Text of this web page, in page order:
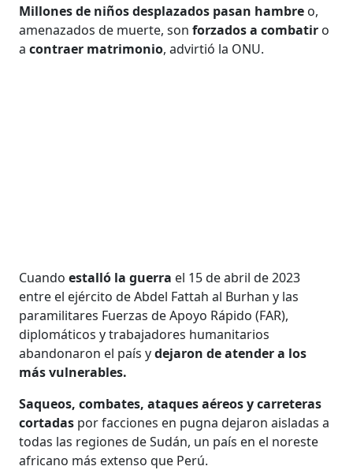
Millones de niños desplazados pasan hambre o,
amenazados de muerte, son forzados a combatir o
acontraer matrimonio, advirtió la ONU.
Cuando estalló la guerra el 15 de abril de 2023
entre el ejército de Abdel Fattah al Burhan y las
paramilitares Fuerzas de Apoyo Rápido (FAR),
diplomáticos y trabajadores humanitarios
abandonaron el país ydejaron de atender a los
más vulnerables.
Saqueos, combates, ataques aéreos y carreteras
cortadas por facciones en pugna dejaron aisladas a
todas las regiones de Sudán, un país en el noreste
africano más extenso que Perú.